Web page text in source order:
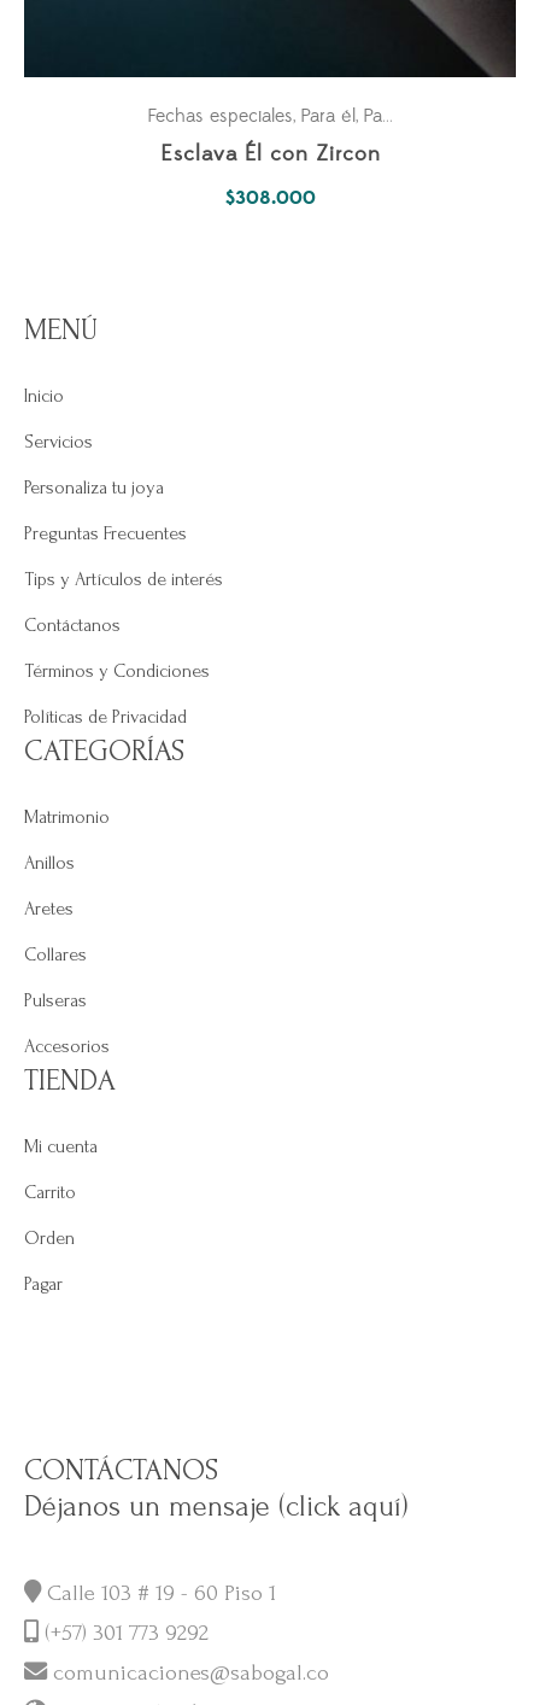
Fechas especiales, Para él, Parejas
Esclava Él con Zircon
$308.000
MENÚ
Inicio
Servicios
Personaliza tu joya
Preguntas Frecuentes
Tips y Artículos de interés
Contáctanos
Términos y Condiciones
Políticas de Privacidad
CATEGORÍAS
Matrimonio
Anillos
Aretes
Collares
Pulseras
Accesorios
TIENDA
Mi cuenta
Carrito
Orden
Pagar
CONTÁCTANOS
Déjanos un mensaje (click aquí)
Calle 103 # 19 - 60 Piso 1
(+57) 301 773 9292
comunicaciones@sabogal.co